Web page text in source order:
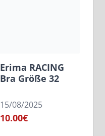
Erima RACING
Bra Größe 32
15/08/2025
10.00€